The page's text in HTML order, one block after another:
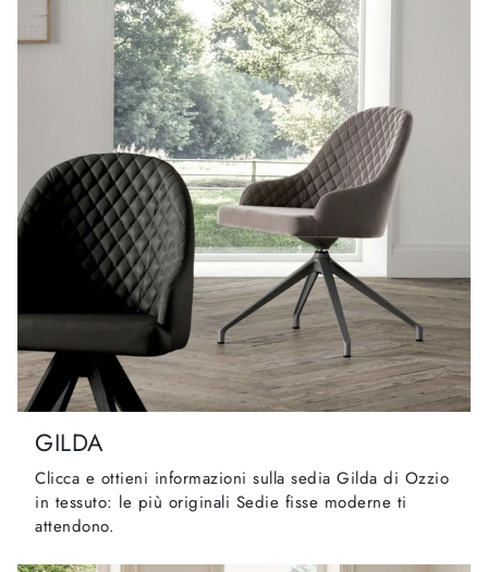
GILDA
Clicca e ottieni informazioni sulla sedia Gilda di Ozzio
in tessuto: le più originali Sedie fisse moderne ti
attendono.